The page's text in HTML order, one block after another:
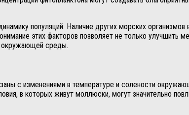
популяций. Наличие других морских
этих факторов позволяет не только улучшить
окружающей среды.
с изменениями в температуре и солености
в которых живут моллюски, могут значительно